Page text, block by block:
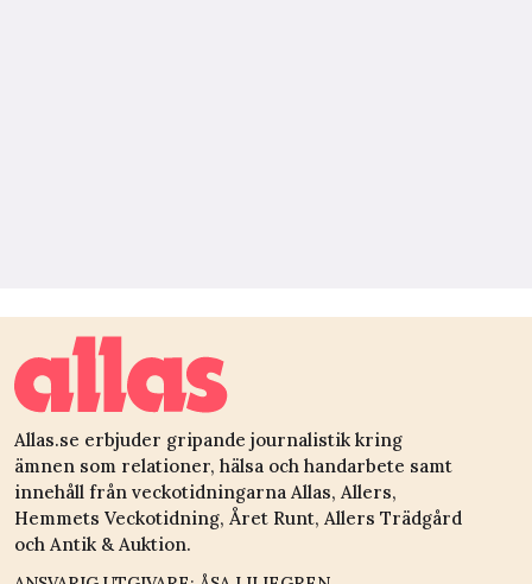
Allas.se erbjuder gripande journalistik kring
ämnen som relationer, hälsa och handarbete samt
innehåll från veckotidningarna Allas, Allers,
Hemmets Veckotidning, Året Runt, Allers Trädgård
och Antik & Auktion.